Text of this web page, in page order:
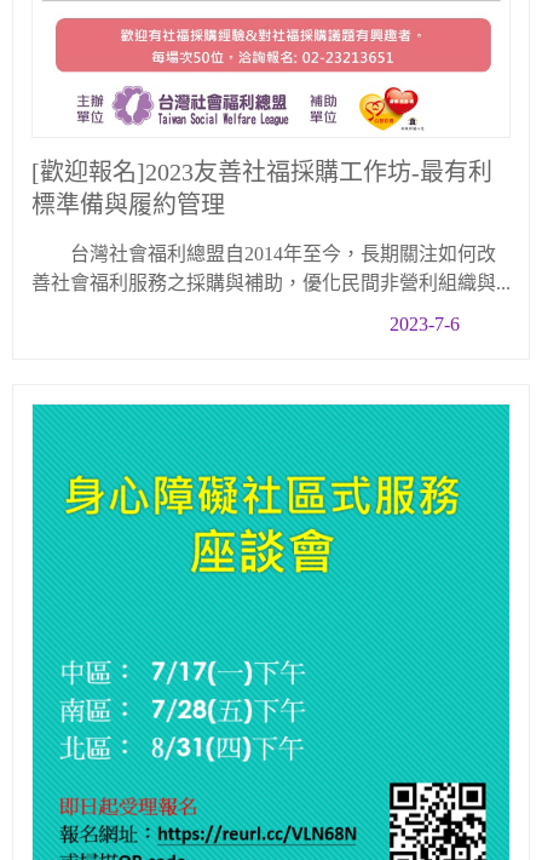
[歡迎報名]2023友善社福採購工作坊-最有利
標準備與履約管理
台灣社會福利總盟自2014年至今，長期關注如何改
善社會福利服務之採購與補助，優化民間非營利組織與...
2023-7-6